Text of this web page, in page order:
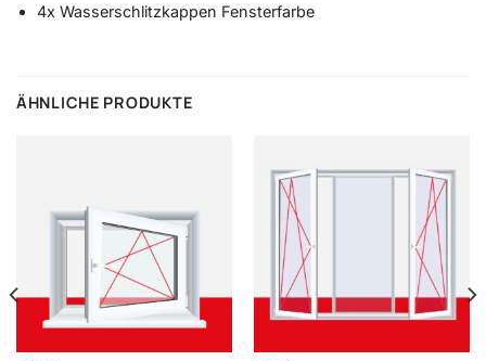
4x Wasserschlitzkappen Fensterfarbe
ÄHNLICHE PRODUKTE